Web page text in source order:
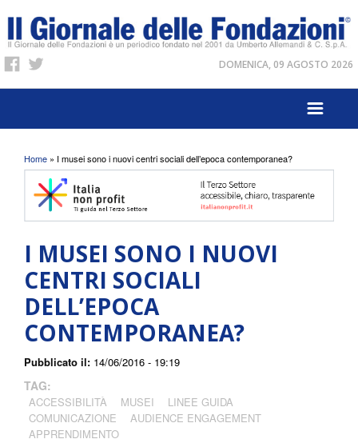
DOMENICA, 09 AGOSTO 2026
Tu sei qui
Home » I musei sono i nuovi centri sociali dell’epoca contemporanea?
I MUSEI SONO I NUOVI
CENTRI SOCIALI
DELL’EPOCA
CONTEMPORANEA?
Pubblicato il: 14/06/2016 - 19:19
TAG:
ACCESSIBILITÀ MUSEI
LINEE GUIDA
COMUNICAZIONE
AUDIENCE ENGAGEMENT
APPRENDIMENTO